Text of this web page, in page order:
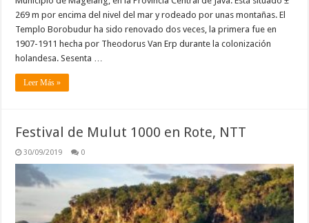
269 m por encima del nivel del mar y rodeado por unas montañas. El
Templo Borobudur ha sido renovado dos veces, la primera fue en
1907-1911 hecha por Theodorus Van Erp durante la colonización
holandesa. Sesenta …
Leer Más »
Festival de Mulut 1000 en Rote, NTT
30/09/2019 0